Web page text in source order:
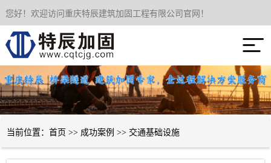
您好！欢迎访问重庆特辰建筑加固工程有限公司官网！

网站首页
服务项目
当前位置： 首页 >> 成功案例 >> 交通基础设施